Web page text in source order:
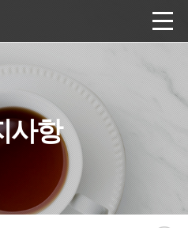
사항